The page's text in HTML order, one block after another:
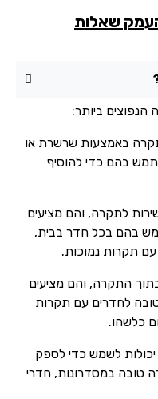
שאלות
ביותר:
שרשרת או
כדי להוסיף
לתקרה, והם מציעים
בכל חדר בבית,
נמוכות.
והם מציעים
עם תקרות
לשמש כדי לספק
במסדרונות, חדרי